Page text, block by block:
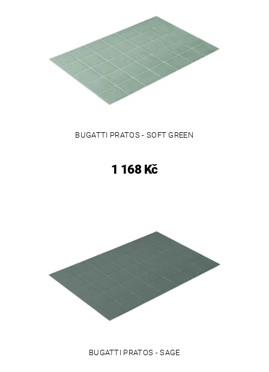
BUGATTI PRATOS - SOFT GREEN
1 168 Kč
BUGATTI PRATOS - SAGE